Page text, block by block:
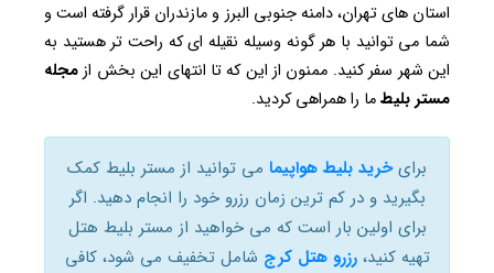
استان های تهران، دامنه جنوبی البرز و مازندران قرار گرفته است و
شما می توانید با هر گونه وسیله نقیله ای که راحت تر هستید به
این شهر سفر‌ کنید. ممنون از این که تا انتهای این بخش ازمجله
مستر بلیطما را همراهی کردید.
برایخرید بلیط هواپیما می توانید از مستر بلیط کمک
بگیرید و در کم ترین زمان رزرو خود را انجام دهید. اگر
برای اولین بار است که می خواهید از مستر بلیط هتل
تهیه کنید،رزرو هتل کرج شامل تخفیف می شود، کافی